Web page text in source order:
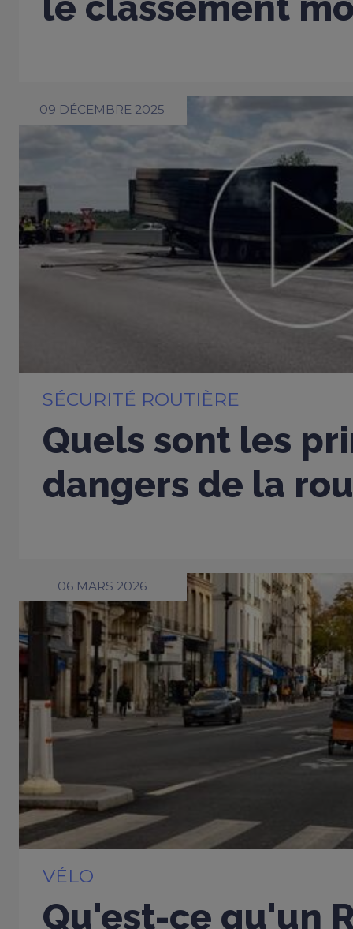
09 DÉCEMBRE 2025
SÉCURITÉ ROUTIÈRE
Quels sont les
dangers de la
06 MARS 2026
VÉLO
Qu'est-ce qu'un